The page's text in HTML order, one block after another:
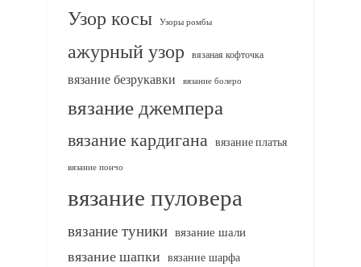
Узор косы Узоры ромбы
ажурный узор вязаная кофточка
вязание безрукавки вязание болеро
вязание джемпера
вязание кардигана вязание платья
вязание пончо
вязание пуловера
вязание туники вязание шали
вязание шапки вязание шарфа